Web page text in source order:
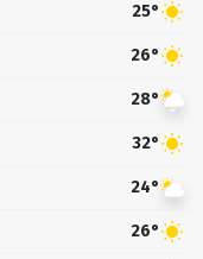
25°
26°
28°
32°
24°
26°